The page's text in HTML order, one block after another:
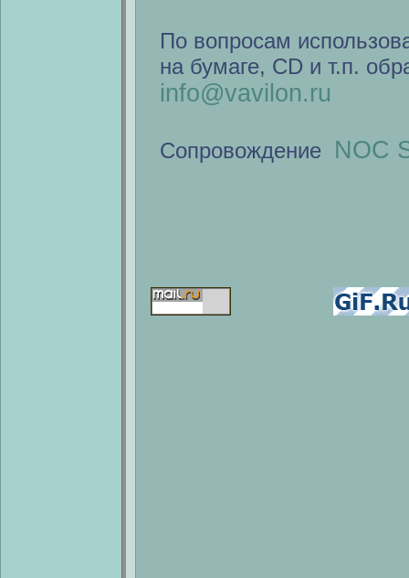
По вопросам
на бумаге, CD и т.п.
info@vavilon.ru
Сопровождение NOC